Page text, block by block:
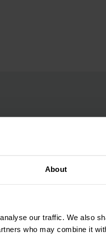
About
our traffic. We also
who may combine it
e logística de peças de
armazenados e
operados por dois
210.